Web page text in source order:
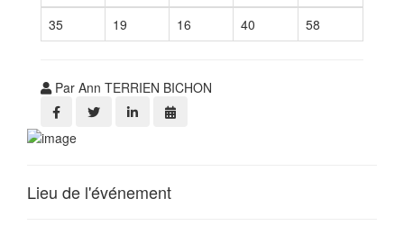
35
19 16 40 58
Par Ann TERRIEN BICHON
Lieu de l'événement